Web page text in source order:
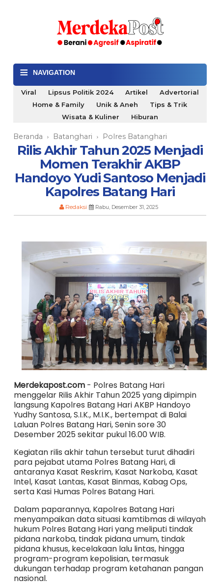
≡ NAVIGATION
Viral Lipsus Politik 2024 Artikel
Advertorial
Home & Family
Unik & Aneh
Tips & Trik
Wisata & Kuliner
Hiburan
Beranda › Batanghari › Polres Batanghari
Rilis Akhir Tahun 2025 Menjadi
Momen Terakhir AKBP
Handoyo Yudi Santoso Menjadi
Kapolres Batang Hari
Redaksi Rabu, Desember 31, 2025
Merdekapost.com- Polres Batang Hari
menggelar Rilis Akhir Tahun 2025 yang dipimpin
langsung Kapolres Batang Hari AKBP Handoyo
Yudhy Santosa, S.I.K., M.I.K., bertempat di Balai
Laluan Polres Batang Hari, Senin sore 30
Desember 2025 sekitar pukul 16.00 WIB.
Kegiatan rilis akhir tahun tersebut turut dihadiri
para pejabat utama Polres Batang Hari, di
antaranya Kasat Reskrim, Kasat Narkoba, Kasat
Intel, Kasat Lantas, Kasat Binmas, Kabag Ops,
serta Kasi Humas Polres Batang Hari.
Dalam paparannya, Kapolres Batang Hari
menyampaikan data situasi kamtibmas di wilayah
hukum Polres Batang Hari yang meliputi tindak
pidana narkoba, tindak pidana umum, tindak
pidana khusus, kecelakaan lalu lintas, hingga
program-program kepolisian, termasuk
dukungan terhadap program ketahanan pangan
nasional.